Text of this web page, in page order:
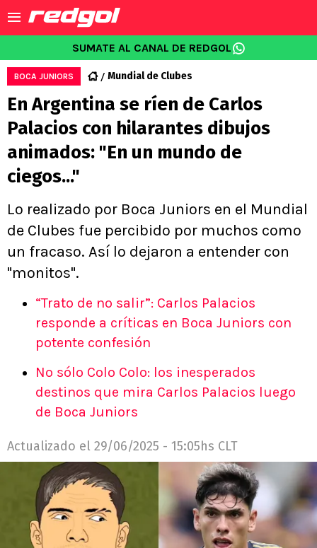
SUMATE AL CANAL DE REDGOL
BOCA JUNIORS Mundial de Clubes
En Argentina se ríen de Carlos
Palacios con hilarantes dibujos
animados: "En un mundo de
ciegos..."
Lo realizado por Boca Juniors en el Mundial
de Clubes fue percibido por muchos como
un fracaso. Así lo dejaron a entender con
"monitos".
“Trato de no salir”: Carlos Palacios
responde a críticas en Boca Juniors con
potente confesión
No sólo Colo Colo: los inesperados
destinos que mira Carlos Palacios luego
de Boca Juniors
Actualizado el 29/06/2025 - 15:05hs CLT